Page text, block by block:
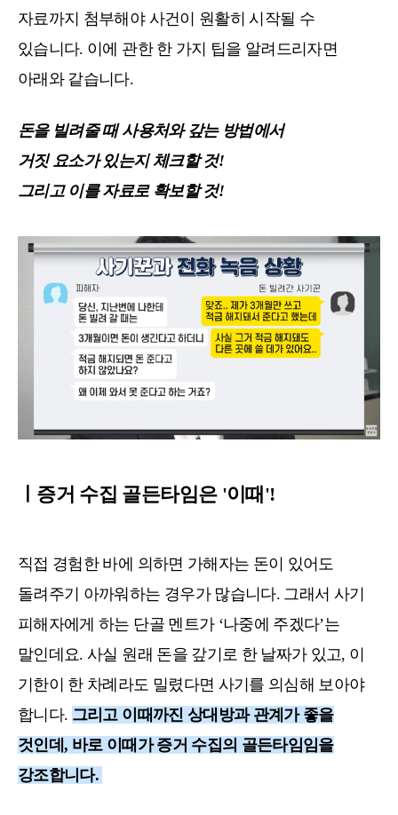
자료까지 첨부해야 사건이 원활히 시작될 수
있습니다. 이에 관한 한 가지 팁을 알려드리자면
아래와 같습니다.
돈을 빌려줄 때 사용처와 갚는 방법에서
거짓 요소가 있는지 체크할 것!
그리고 이를 자료로 확보할 것!
ㅣ증거 수집 골든타임은 '이때'!
직접 경험한 바에 의하면 가해자는 돈이 있어도
돌려주기 아까워하는 경우가 많습니다. 그래서 사기
피해자에게 하는 단골 멘트가 ‘나중에 주겠다’는
말인데요. 사실 원래 돈을 갚기로 한 날짜가 있고, 이
기한이 한 차례라도 밀렸다면 사기를 의심해 보아야
합니다. 그리고 이때까진 상대방과 관계가 좋을
것인데, 바로 이때가 증거 수집의 골든타임임을
강조합니다.